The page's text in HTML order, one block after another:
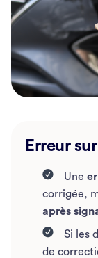
Erreur
Une
corrigée,
après
Si les
de